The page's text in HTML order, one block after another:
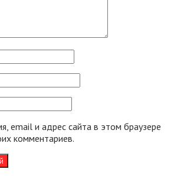
email и адрес сайта в этом браузере
комментариев.